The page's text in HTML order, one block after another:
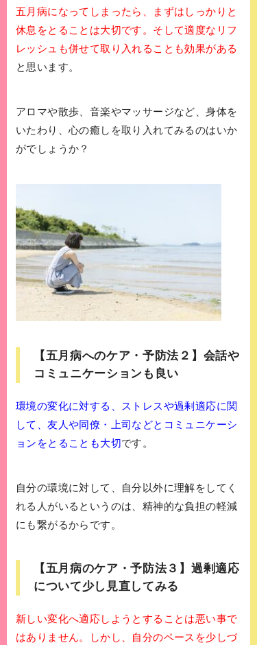
五月病になってしまったら、まずはしっかりと
休息をとることは大切です。そして適度なリフ
レッシュも併せて取り入れることも効果がある
と思います。
アロマや散歩、音楽やマッサージなど、身体を
いたわり、心の癒しを取り入れてみるのはいか
がでしょうか？
【五月病へのケア・予防法２】会話や
コミュニケーションも良い
環境の変化に対する、ストレスや過剰適応に関
して、友人や同僚・上司などとコミュニケーシ
ョンをとることも大切です。
自分の環境に対して、自分以外に理解をしてく
れる人がいるというのは、精神的な負担の軽減
にも繋がるからです。
【五月病のケア・予防法３】過剰適応
について少し見直してみる
新しい変化へ適応しようとすることは悪い事で
はありません。しかし、 自分のペースを少しづ